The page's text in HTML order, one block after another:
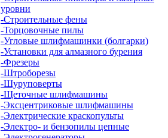
уровни
-Строительные фены
-Торцовочные пилы
-Угловые шлифмашинки (болгарки)
-Установки для алмазного бурения
-Фрезеры
-Штроборезы
-Шуруповерты
-Щеточные шлифмашины
-Эксцентриковые шлифмашины
-Электрические краскопульты
-Электро- и бензопилы цепные